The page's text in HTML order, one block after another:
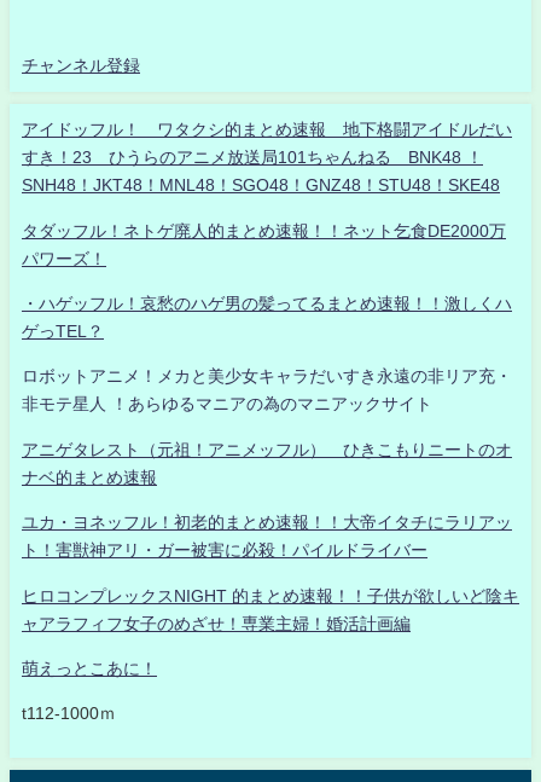
チャンネル登録
アイドッフル！ ワタクシ的まとめ速報 地下格闘アイドルだい
すき！23 ひうらのアニメ放送局101ちゃんねる BNK48 ！
SNH48！JKT48！MNL48！SGO48！GNZ48！STU48！SKE48
タダッフル！ネトゲ廃人的まとめ速報！！ネット乞食DE2000万
パワーズ！
・ハゲッフル！哀愁のハゲ男の髪ってるまとめ速報！！激しくハ
ゲっTEL？
ロボットアニメ！メカと美少女キャラだいすき永遠の非リア充・
非モテ星人 ！あらゆるマニアの為のマニアックサイト
アニゲタレスト（元祖！アニメッフル） ひきこもりニートのオ
ナベ的まとめ速報
ユカ・ヨネッフル！初老的まとめ速報！！大帝イタチにラリアッ
ト！害獣神アリ・ガー被害に必殺！パイルドライバー
ヒロコンプレックスNIGHT 的まとめ速報！！子供が欲しいど陰キ
ャアラフィフ女子のめざせ！専業主婦！婚活計画編
萌えっとこあに！
t112-1000ｍ